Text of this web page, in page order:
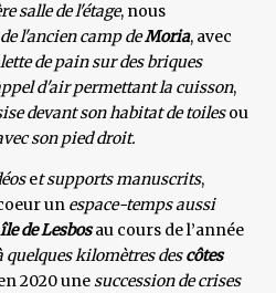
salle de l'étage, nous
l'ancien camp deMoria, avec
de pain sur des briques
d'air permettant la cuisson,
devant son habitat de toilesou
son pied droit.
et supports manuscrits,
un espace-temps aussi
île de Lesbosau cours de l’année
quelques kilomètres descôtes
2020 unesuccession de crises